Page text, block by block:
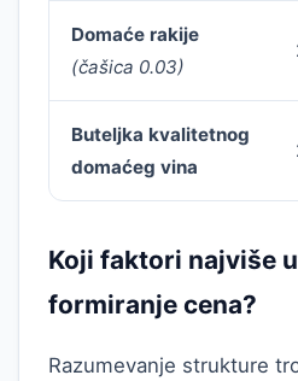
Domaće rakije
(čašica 0.03)
Buteljka kvalitetnog
domaćeg vina
Koji faktori najviše
formiranje cena?
Razumevanje strukture